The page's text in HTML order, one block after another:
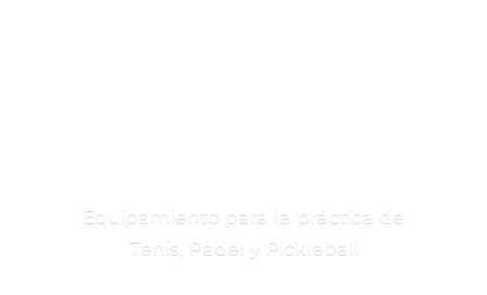
Equipamiento para la práctica de
Tenis, Padel
y Pickleball